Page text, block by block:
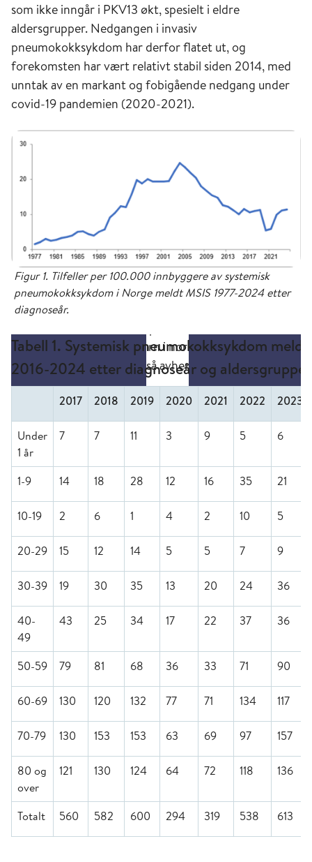
som ikke inngår i PKV13 økt, spesielt i eldre
aldersgrupper. Nedgangen i invasiv
pneumokokksykdom har derfor flatet ut, og
forekomsten har vært relativt stabil siden 2014, med
unntak av en markant og fobigående nedgang under
covid-19 pandemien (2020-2021).
Figur 1. Tilfeller per 100.000 innbyggere av systemisk
pneumokokksykdom i Norge meldt MSIS 1977-2024 etter
diagnoseår.
Tabell 1. Systemisk pneumokokksykdom meldt
2016-2024 etter diagnoseår og aldersgruppe
2017 2018 2019 2020 2021 2022 2023
Under
1 år
7 7 11 3 9 5 6
1-9 14 18 28 12 16 35 21
10-19 2 6 1 4 2 10 5
20-29 15 12 14 5 5 7 9
30-39 19 30 35 13 20 24 36
40-
49
43 25 34 17 22 37 36
50-59 79 81 68 36 33 71 90
60-69 130 120 132 77 71 134 117
70-79 130 153 153 63 69 97 157
80 og
over
121 130 124 64 72 118 136
Totalt 560 582 600 294 319 538 613